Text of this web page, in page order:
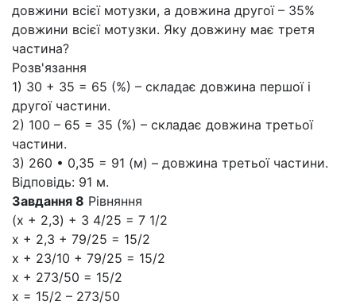
довжини всієї мотузки, а довжина другої – 35%
довжини всієї мотузки. Яку довжину має третя
частина?
Розв'язання
1) 30 + 35 = 65 (%) – складає довжина першої і
другої частини.
2) 100 – 65 = 35 (%) – складає довжина третьої
частини.
3) 260 • 0,35 = 91 (м) – довжина третьої частини.
Відповідь: 91 м.
Завдання 8 Рівняння
(x + 2,3) + 3 4/25 = 7 1/2
x + 2,3 + 79/25 = 15/2
x + 23/10 + 79/25 = 15/2
x + 273/50 = 15/2
x = 15/2 – 273/50